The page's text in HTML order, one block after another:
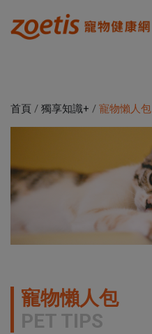
首頁 / 獨享知識+ / 寵物懶人包
寵物懶人包
PET TIPS